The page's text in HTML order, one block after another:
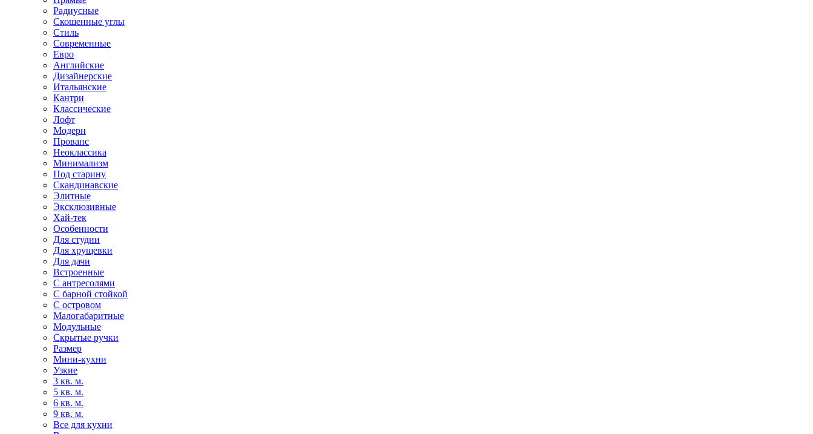
Радиусные
Скошенные углы
Стиль
Современные
Евро
Английские
Дизайнерские
Итальянские
Кантри
Классические
Лофт
Модерн
Прованс
Неоклассика
Минимализм
Под старину
Скандинавские
Элитные
Эксклюзивные
Хай-тек
Особенности
Для студии
Для хрущевки
Для дачи
Встроенные
С антресолями
С барной стойкой
С островом
Малогабаритные
Модульные
Скрытые ручки
Размер
Мини-кухни
Узкие
3 кв. м.
5 кв. м.
6 кв. м.
9 кв. м.
Все для кухни